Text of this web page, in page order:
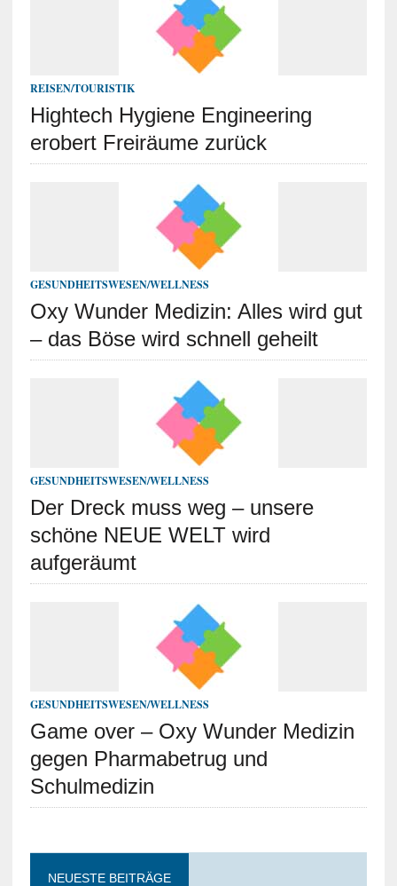
REISEN/TOURISTIK
Hightech Hygiene Engineering
erobert Freiräume zurück
GESUNDHEITSWESEN/WELLNESS
Oxy Wunder Medizin: Alles wird gut
– das Böse wird schnell geheilt
GESUNDHEITSWESEN/WELLNESS
Der Dreck muss weg – unsere
schöne NEUE WELT wird
aufgeräumt
GESUNDHEITSWESEN/WELLNESS
Game over – Oxy Wunder Medizin
gegen Pharmabetrug und
Schulmedizin
NEUESTE BEITRÄGE